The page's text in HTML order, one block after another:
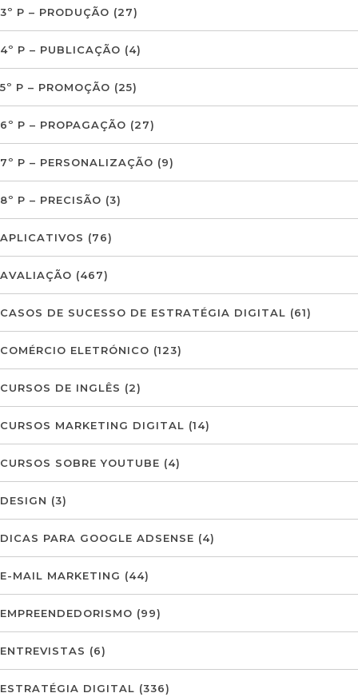
3º P – PRODUÇÃO (27)
4º P – PUBLICAÇÃO (4)
5º P – PROMOÇÃO (25)
6º P – PROPAGAÇÃO (27)
7º P – PERSONALIZAÇÃO (9)
8º P – PRECISÃO (3)
APLICATIVOS (76)
AVALIAÇÃO (467)
CASOS DE SUCESSO DE ESTRATÉGIA DIGITAL (61)
COMÉRCIO ELETRÓNICO (123)
CURSOS DE INGLÊS (2)
CURSOS MARKETING DIGITAL (14)
CURSOS SOBRE YOUTUBE (4)
DESIGN (3)
DICAS PARA GOOGLE ADSENSE (4)
E-MAIL MARKETING (44)
EMPREENDEDORISMO (99)
ENTREVISTAS (6)
ESTRATÉGIA DIGITAL (336)